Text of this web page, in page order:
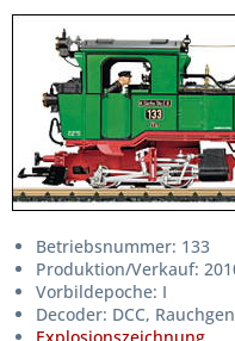
Betriebsnummer: 133
Produktion/Verkauf:
Vorbildepoche: I
Decoder: DCC,